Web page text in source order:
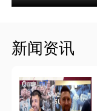
新闻资讯